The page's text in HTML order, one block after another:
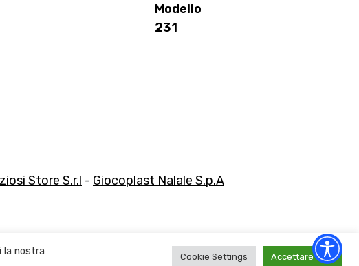
Modello
231
Store S.r.l - Giocoplast Nalale S.p.A
la nostra
Cookie Settings Accettare tutti